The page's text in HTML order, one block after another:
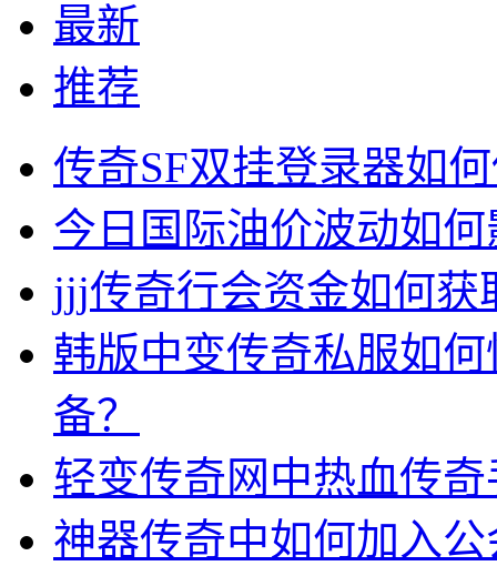
最新
推荐
传奇SF双挂登录器如
今日国际油价波动如
jjj传奇行会资金如何获
韩版中变传奇私服如
备？
轻变传奇网中热血传
神器传奇中如何加入公